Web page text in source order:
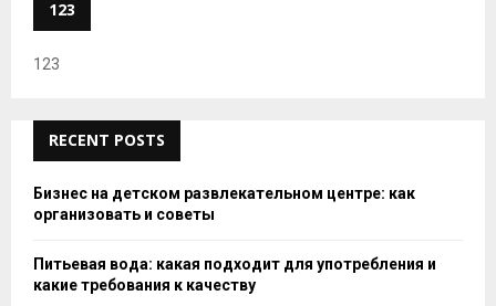
123
123
RECENT POSTS
Бизнес на детском развлекательном центре: как
организовать и советы
Питьевая вода: какая подходит для употребления и
какие требования к качеству